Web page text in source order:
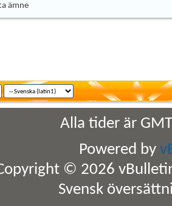
ämne
Alla tider är
Powered by
© 2026
Svensk